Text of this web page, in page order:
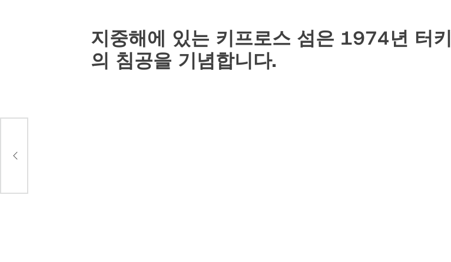
지중해에 있는 키프로스 섬은 1974년 터키
의 침공을 기념합니다.